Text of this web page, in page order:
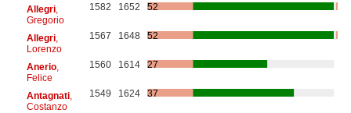
Allegri,
Gregorio
1582 1652 52
Allegri,
Lorenzo
1567 1648 52
Anerio,
Felice
1560 1614 27
Antagnati,
Costanzo
1549 1624 37